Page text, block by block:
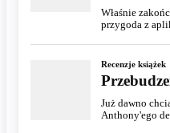
Właśnie
przygoda z
Recenzje książek
Już dawno
Anthony'ego de